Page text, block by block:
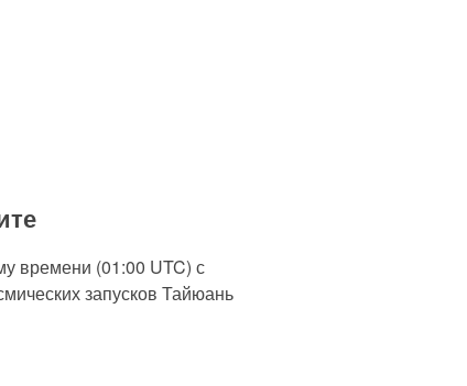
времени (01:00 UTC) с
запусков Тайюань